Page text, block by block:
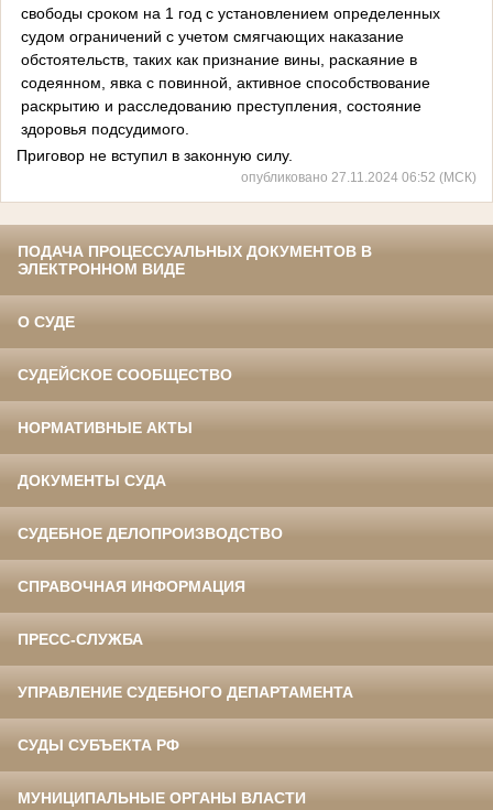
свободы сроком на 1 год с установлением определенных
судом ограничений с учетом смягчающих наказание
обстоятельств, таких как признание вины, раскаяние в
содеянном, явка с повинной, активное способствование
раскрытию и расследованию преступления, состояние
здоровья подсудимого.
Приговор не вступил в законную силу.
опубликовано 27.11.2024 06:52 (МСК)
ПОДАЧА ПРОЦЕССУАЛЬНЫХ ДОКУМЕНТОВ В
ЭЛЕКТРОННОМ ВИДЕ
О СУДЕ
СУДЕЙСКОЕ СООБЩЕСТВО
НОРМАТИВНЫЕ АКТЫ
ДОКУМЕНТЫ СУДА
СУДЕБНОЕ ДЕЛОПРОИЗВОДСТВО
СПРАВОЧНАЯ ИНФОРМАЦИЯ
ПРЕСС-СЛУЖБА
УПРАВЛЕНИЕ СУДЕБНОГО ДЕПАРТАМЕНТА
СУДЫ СУБЪЕКТА РФ
МУНИЦИПАЛЬНЫЕ ОРГАНЫ ВЛАСТИ